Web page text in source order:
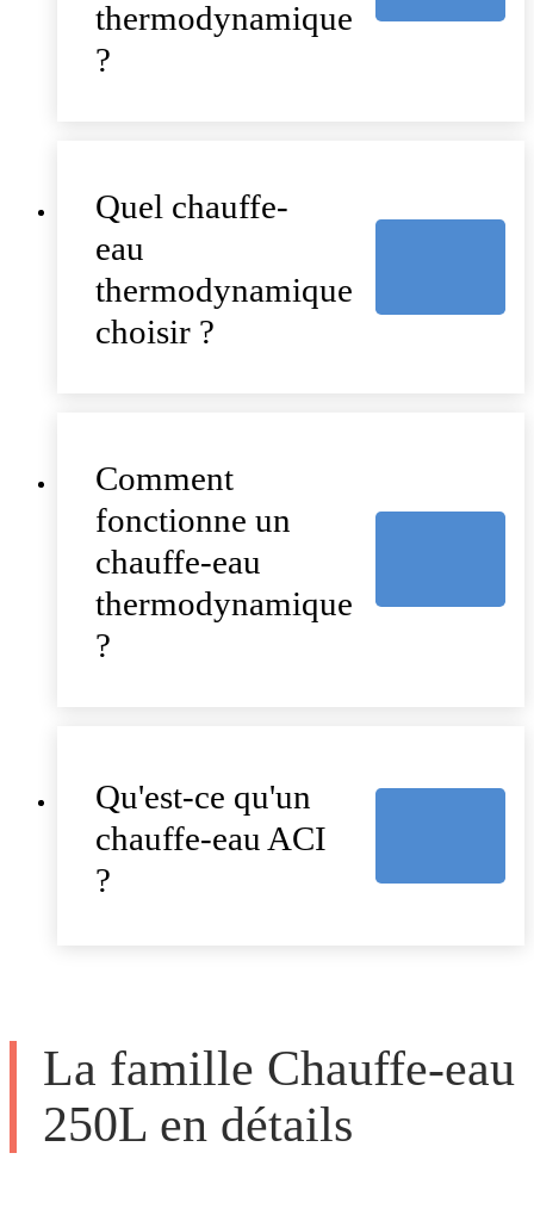
thermodynamique
?
Quel chauffe-
eau
thermodynamique
choisir ?
Comment
fonctionne un
chauffe-eau
thermodynamique
?
Qu'est-ce qu'un
chauffe-eau ACI
?
La famille Chauffe-eau
250L en détails